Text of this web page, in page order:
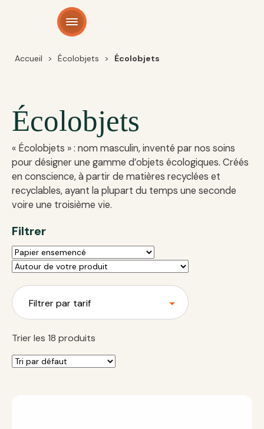
Panneau de gestion des cookies
Accueil > Écolobjets > Écolobjets
Écolobjets
« Écolobjets » : nom masculin, inventé par nos soins
pour désigner une gamme d’objets écologiques. Créés
en conscience, à partir de matières recyclées et
recyclables, ayant la plupart du temps une seconde
voire une troisième vie.
Filtrer
Filtrer par tarif
Trier les 18 produits